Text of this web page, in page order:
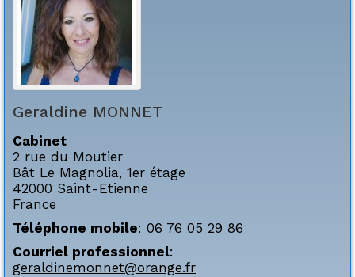
Geraldine MONNET
Cabinet
2 rue du Moutier
Bât Le Magnolia, 1er étage
42000 Saint-Etienne
France
Téléphone mobile: 06 76 05 29 86
Courriel professionnel:
geraldinemonnet@orange.fr